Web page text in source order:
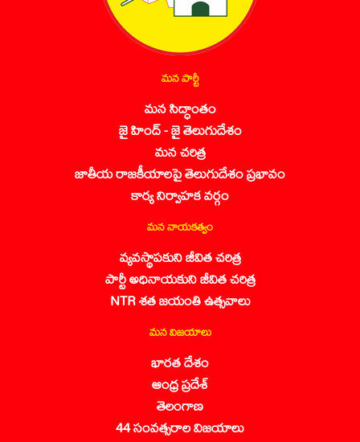
మన పార్టీ
మన సిద్ధాంతం
జై హింద్ - జై తెలుగుదేశం
మన చరిత్ర
జాతీయ రాజకీయాలపై తెలుగుదేశం ప్రభావం
కార్య నిర్వాహక వర్గం
మన నాయకత్వం
వ్యవస్థాపకుని జీవిత చరిత్ర
పార్టీ అధినాయకుని జీవిత చరిత్ర
NTR శత జయంతి ఉత్సవాలు
మన విజయాలు
భారత దేశం
ఆంధ్ర ప్రదేశ్
తెలంగాణ
44 సంవత్సరాల విజయాలు